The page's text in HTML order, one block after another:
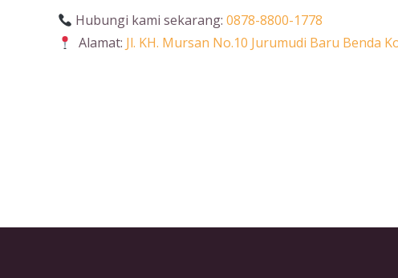
Hubungi kami sekarang:0878-8800-1778
Alamat: Jl. KH. Mursan No.10 Jurumudi Baru Benda